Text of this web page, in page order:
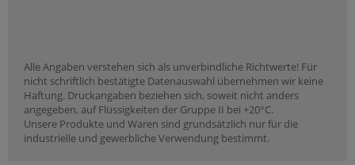
Alle Angaben verstehen sich als unverbindliche Richtwerte! Für
nicht schriftlich bestätigte Datenauswahl übernehmen wir keine
Haftung. Druckangaben beziehen sich, soweit nicht anders
angegeben, auf Flüssigkeiten der Gruppe II bei +20°C.
Unsere Produkte und Waren sind grundsätzlich nur für die
industrielle und gewerbliche Verwendung bestimmt.